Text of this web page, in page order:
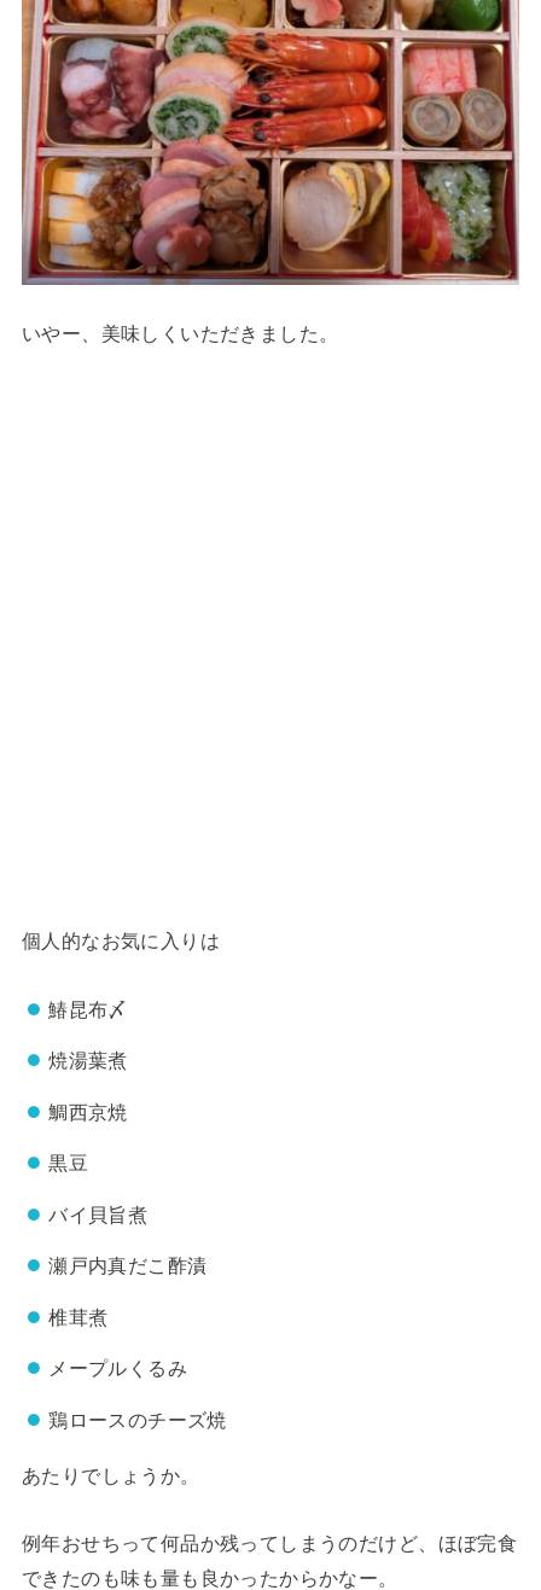
いやー、美味しくいただきました。
個人的なお気に入りは
鰆昆布〆
焼湯葉煮
鯛西京焼
黒豆
バイ貝旨煮
瀬戸内真だこ酢漬
椎茸煮
メープルくるみ
鶏ロースのチーズ焼
あたりでしょうか。
例年おせちって何品か残ってしまうのだけど、ほぼ完食
できたのも味も量も良かったからかなー。